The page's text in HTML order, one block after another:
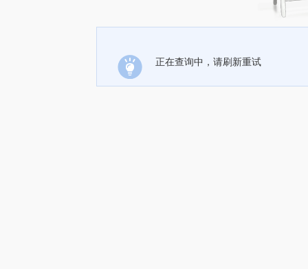
正在查询中，请刷新重试